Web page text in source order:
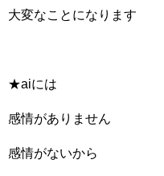
大変なことになります
★aiには
感情がありません
感情がないから